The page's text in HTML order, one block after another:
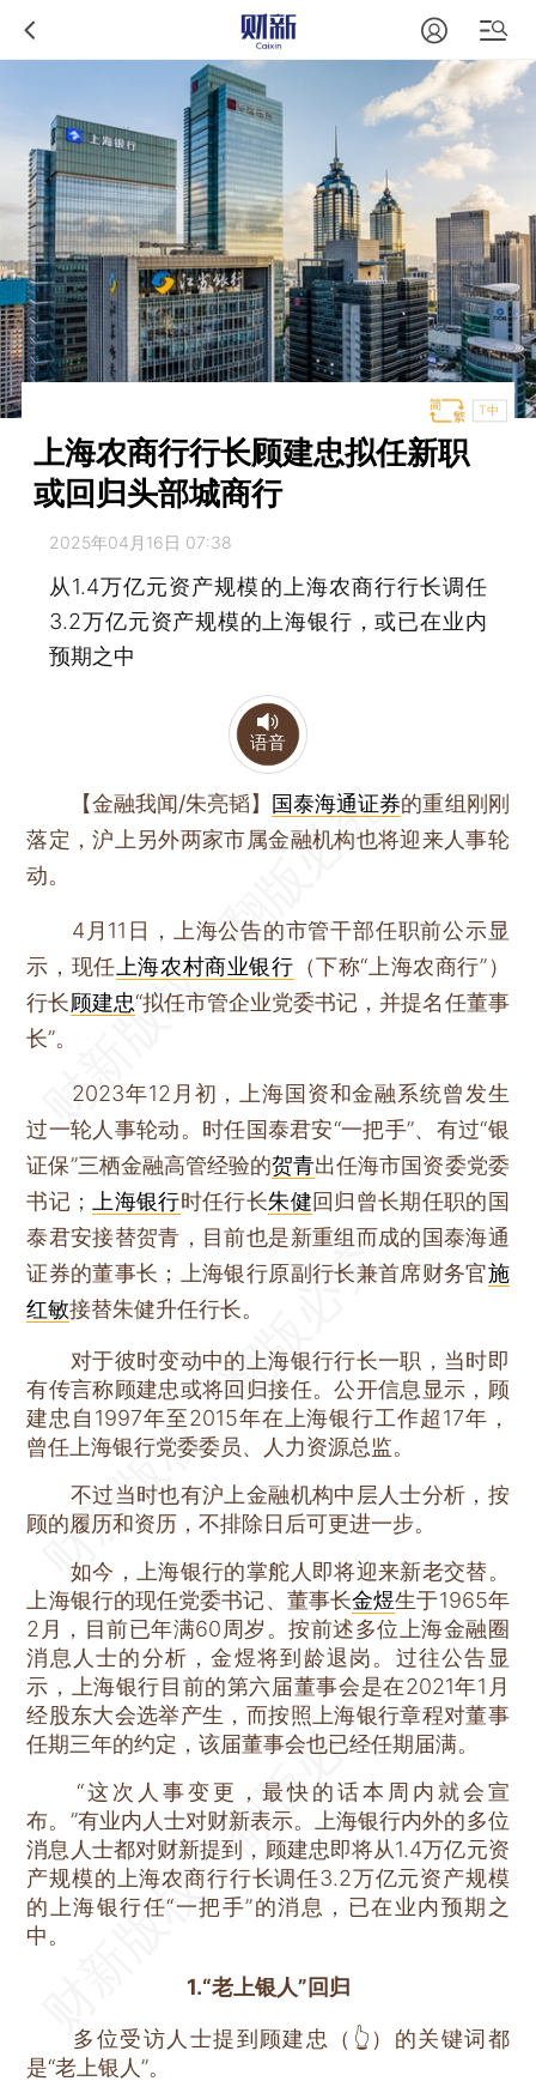
T中
上海农商行行长顾建忠拟任新职
或回归头部城商行
2025年04月16日 07:38
从1.4万亿元资产规模的上海农商行行长调任
3.2万亿元资产规模的上海银行，或已在业内
预期之中
语音
【金融我闻/朱亮韬】 国泰海通证券的重组刚刚
落定，沪上另外两家市属金融机构也将迎来人事轮
动。
4月11日，上海公告的市管干部任职前公示显
示，现任 上海农村商业银行 （下称“上海农商行”）
行长顾建忠“拟任市管企业党委书记，并提名任董事
长”。
2023年12月初，上海国资和金融系统曾发生
过一轮人事轮动。时任国泰君安“一把手”、有过“银
证保”三栖金融高管经验的贺青出任海市国资委党委
书记；
上海银行时任行长朱健回归曾长期任职的国
泰君安接替贺青，目前也是新重组而成的国泰海通
证券的董事长；上海银行原副行长兼首席财务官施
红敏接替朱健升任行长。
对于彼时变动中的上海银行行长一职，当时即
有传言称顾建忠或将回归接任。公开信息显示，顾
建忠自1997年至2015年在上海银行工作超17年，
曾任上海银行党委委员、人力资源总监。
不过当时也有沪上金融机构中层人士分析，按
顾的履历和资历，不排除日后可更进一步。
如今，上海银行的掌舵人即将迎来新老交替。
上海银行的现任党委书记、董事长金煜生于1965年
2月，目前已年满60周岁。按前述多位上海金融圈
消息人士的分析，金煜将到龄退岗。过往公告显
示，上海银行目前的第六届董事会是在2021年1月
经股东大会选举产生，而按照上海银行章程对董事
任期三年的约定，该届董事会也已经任期届满。
“这次人事变更，最快的话本周内就会宣
布。”有业内人士对财新表示。上海银行内外的多位
消息人士都对财新提到，顾建忠即将从1.4万亿元资
产规模的上海农商行行长调任3.2万亿元资产规模
的上海银行任“一把手”的消息，已在业内预期之
中。
1.“老上银人”回归
多位受访人士提到顾建忠（👆）的关键词都
是“老上银人”。